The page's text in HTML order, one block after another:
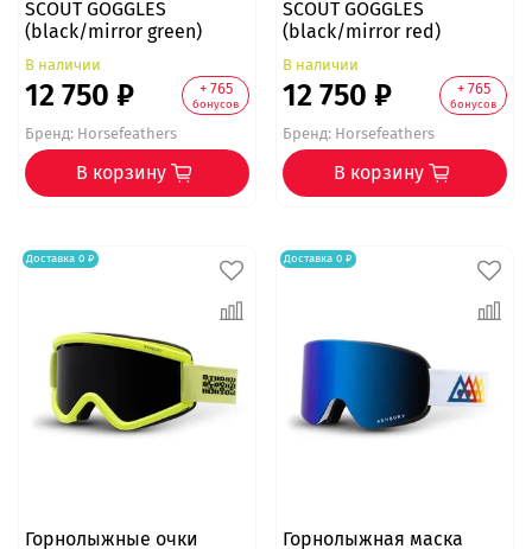
SCOUT GOGGLES
(black/mirror green)
В наличии
12 750 ₽ + 765
бонусов
Бренд:Horsefeathers
В корзину
SCOUT GOGGLES
(black/mirror red)
В наличии
12 750 ₽ + 765
бонусов
Бренд:Horsefeathers
В корзину
Доставка 0 ₽
Горнолыжные очки
Доставка 0 ₽
Горнолыжная маска